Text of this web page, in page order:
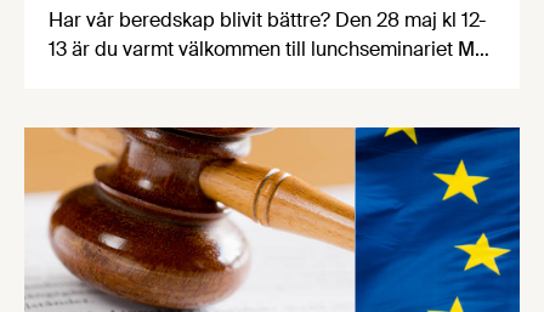
Har vår beredskap blivit bättre? Den 28 maj kl 12-
13 är du varmt välkommen till lunchseminariet Mat
livsmedelsförsörjning utifrån en uppföljning av
Livsmedelsföretagens beredskapsrapport Recept
för resiliens. Livsmedelsförsörjningen är en
central del av Sveriges civila och militära försvar.